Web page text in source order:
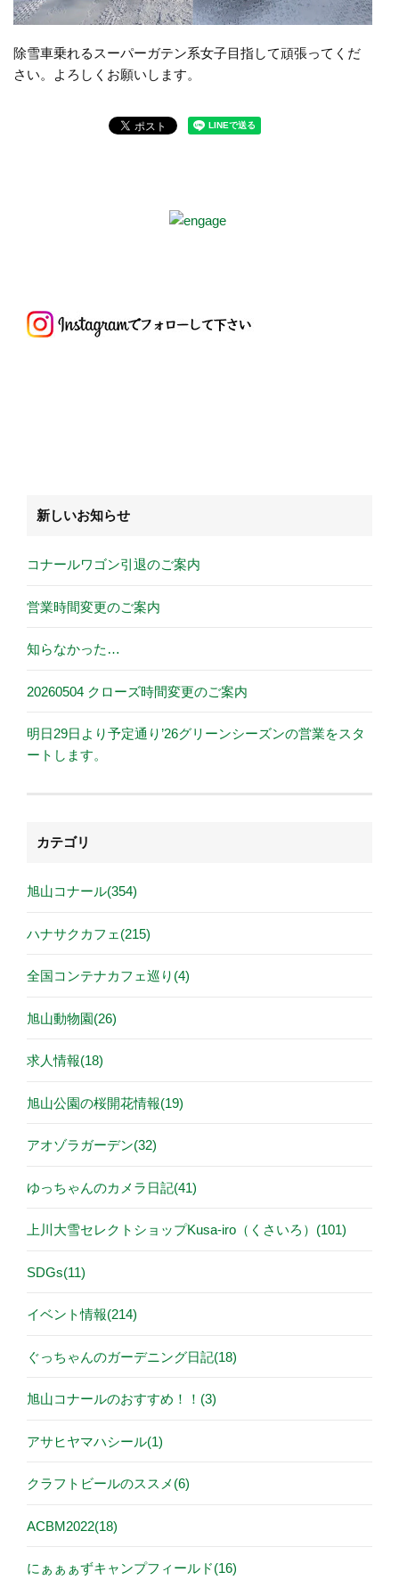
除雪車乗れるスーパーガテン系女子目指して頑張ってくだ
さい。よろしくお願いします。
新しいお知らせ
コナールワゴン引退のご案内
営業時間変更のご案内
知らなかった…
20260504 クローズ時間変更のご案内
明日29日より予定通り’26グリーンシーズンの営業をスタ
ートします。
カテゴリ
旭山コナール(354)
ハナサクカフェ(215)
全国コンテナカフェ巡り(4)
旭山動物園(26)
求人情報(18)
旭山公園の桜開花情報(19)
アオゾラガーデン(32)
ゆっちゃんのカメラ日記(41)
上川大雪セレクトショップKusa-iro（くさいろ）(101)
SDGs(11)
イベント情報(214)
ぐっちゃんのガーデニング日記(18)
旭山コナールのおすすめ！！(3)
アサヒヤマハシール(1)
クラフトビールのススメ(6)
ACBM2022(18)
にぁぁぁずキャンプフィールド(16)